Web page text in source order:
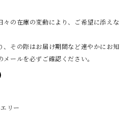
々の在庫の変動により、ご希望に添えな
、その際はお届け期間など速やかにお知
ールを必ずご確認ください。
リー